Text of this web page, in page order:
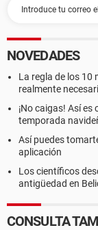
NOVEDADES
La regla de los 10
realmente
¡No caigas! Así
temporada
Así puedes
aplicación
Los científicos
antigüedad en
CONSULTA